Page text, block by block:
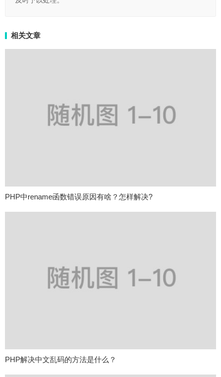
相关文章
PHP中rename函数错误原因有啥？怎样解决?
PHP解决中文乱码的方法是什么？